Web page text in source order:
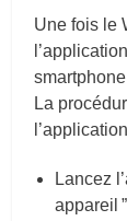
Une fois le
La
Lancez
appareil